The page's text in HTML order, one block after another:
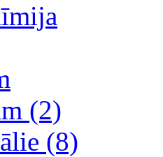
(2)
(8)